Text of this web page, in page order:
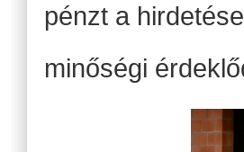
pénzt a
minőségi